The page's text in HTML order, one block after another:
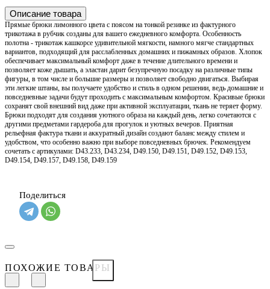
Описание товара
Прямые брюки лимонного цвета с поясом на тонкой резинке из фактурного
трикотажа в рубчик созданы для вашего ежедневного комфорта. Особенность
полотна - трикотаж кашкорсе удивительной мягкости, намного мягче стандартных
вариантов, подходящий для расслабленных домашних и пижамных образов. Хлопок
обеспечивает максимальный комфорт даже в течение длительного времени и
позволяет коже дышать, а эластан дарит безупречную посадку на различные типы
фигуры, в том числе и большие размеры и позволяет свободно двигаться. Выбирая
эти легкие штаны, вы получаете удобство и стиль в одном решении, ведь домашние и
повседневные задачи будут проходить с максимальным комфортом. Красивые брюки
сохранят свой внешний вид даже при активной эксплуатации, ткань не теряет форму.
Брюки подходят для создания уютного образа на каждый день, легко сочетаются с
другими предметами гардероба для прогулок и уютных вечеров. Приятная
рельефная фактура ткани и аккуратный дизайн создают баланс между стилем и
удобством, что особенно важно при выборе повседневных брючек. Рекомендуем
сочетать с артикулами: D43.233, D43.234, D49.150, D49.151, D49.152, D49.153,
D49.154, D49.157, D49.158, D49.159
Поделиться
ПОХОЖИЕ ТОВАРЫ